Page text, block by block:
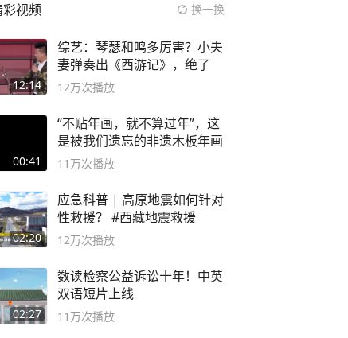
彩视频 换一换
12:14
综艺：琴瑟和鸣多厉害？小夫
妻弹奏出《西游记》，绝了
12万次播放
00:41
“不贴年画，就不算过年”，这
是被我们遗忘的非遗木板年画
11万次播放
02:20
应急科普 | 高原地震如何针对
性救援？ #西藏地震救援
12万次播放
02:27
数读检察公益诉讼十年！中英
双语短片上线
11万次播放